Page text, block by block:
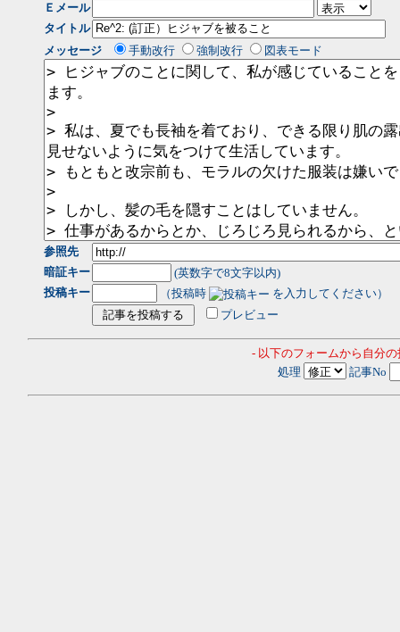
Ｅメール
タイトル
メッセージ
手動改行 強制改行 図表モード
参照先
暗証キー
(英数字で8文字以内)
投稿キー
（投稿時
を入力してください）
プレビュー
- 以下のフォームから自分
処理
記事No